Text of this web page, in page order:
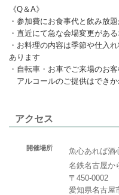
《Q＆A》
・参加費にお食事代と飲み放
・直近にて急な会場変更があ
・お料理の内容は季節や仕入
あります
・自転車・お車でご来場のお
アルコールのご提供はできか
アクセス
開催場所
魚心あれば酒
名鉄名古屋か
〒450-0002
愛知県名古屋